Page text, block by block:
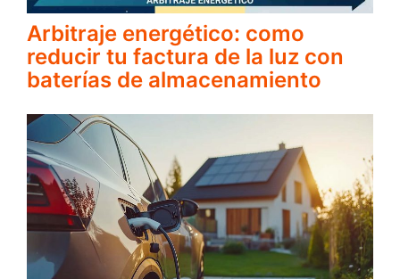
Arbitraje energético: como
reducir tu factura de la luz con
baterías de almacenamiento